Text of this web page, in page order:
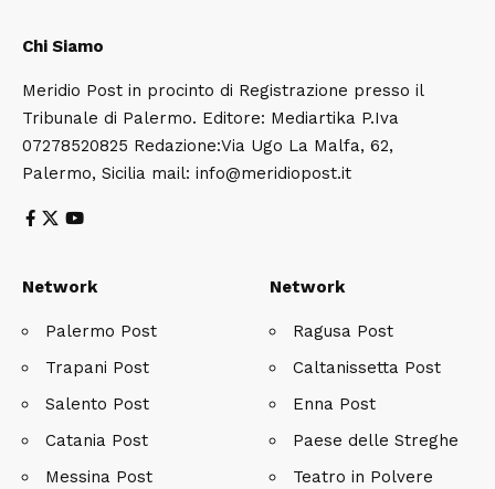
Chi Siamo
Meridio Post in procinto di Registrazione presso il
Tribunale di Palermo. Editore: Mediartika P.Iva
07278520825 Redazione:Via Ugo La Malfa, 62,
Palermo, Sicilia mail: info@meridiopost.it
Network
Palermo Post
Trapani Post
Salento Post
Catania Post
Messina Post
Network
Ragusa Post
Caltanissetta Post
Enna Post
Paese delle Streghe
Teatro in Polvere